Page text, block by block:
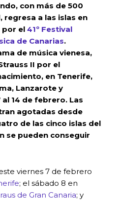
con más de 500
regresa a las islas en
por el 41º Festival
de Canarias.
de música vienesa,
II por el
en Tenerife,
Lanzarote y
14 de febrero. Las
agotadas desde
de las cinco islas del
se pueden conseguir
viernes 7 de febrero
; el sábado 8 en
de Gran Canaria; y